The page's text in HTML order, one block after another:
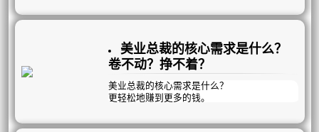
美业总裁的核心需求是什么？
卷不动？挣不着？
美业总裁的核心需求是什么？
更轻松地赚到更多的钱‌。
但靠短期促销和价格战，无非是透支未来业